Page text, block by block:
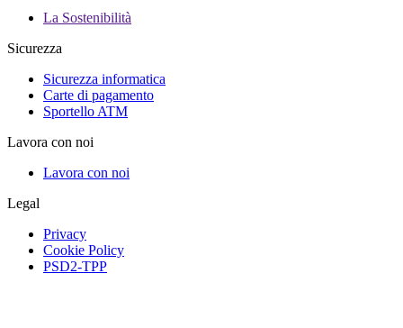
La Sostenibilità
Sicurezza
Sicurezza informatica
Carte di pagamento
Sportello ATM
Lavora con noi
Lavora con noi
Legal
Privacy
Cookie Policy
PSD2-TPP